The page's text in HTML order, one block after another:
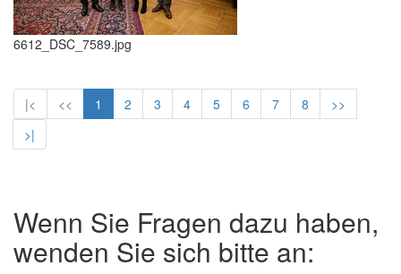
6612_DSC_7589.jpg
|< << 1 2 3 4 5 6 7 8
>>
>|
Wenn Sie Fragen dazu haben,
wenden Sie sich bitte an: